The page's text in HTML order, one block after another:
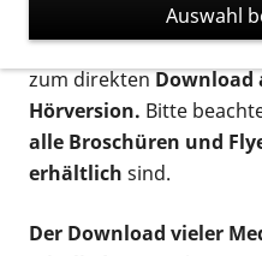
verschiedenen
postalischen
zum direktenDownload
Hörversion. Bitte
alle Broschüren und
erhältlich sind.
Der Download vieler
Auswahl